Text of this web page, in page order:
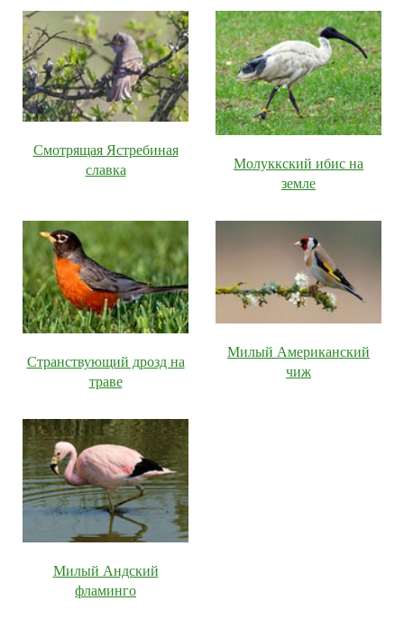
Смотрящая Ястребиная
славка
Молуккский ибис на
земле
Странствующий дрозд на
траве
Милый Американский
чиж
Милый Андский
фламинго